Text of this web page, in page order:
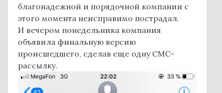
благонадежной и порядочной компании с
этого момента неисправимо пострадал.
И вечером понедельника компания
объявила финальную версию
происшедшего, сделав еще одну СМС-
рассылку.